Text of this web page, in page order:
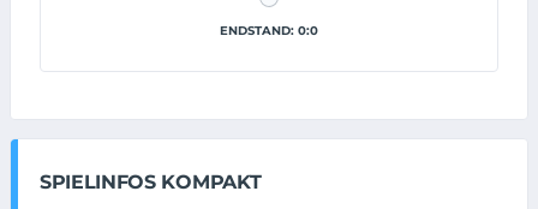
ENDSTAND: 0:0
SPIELINFOS KOMPAKT